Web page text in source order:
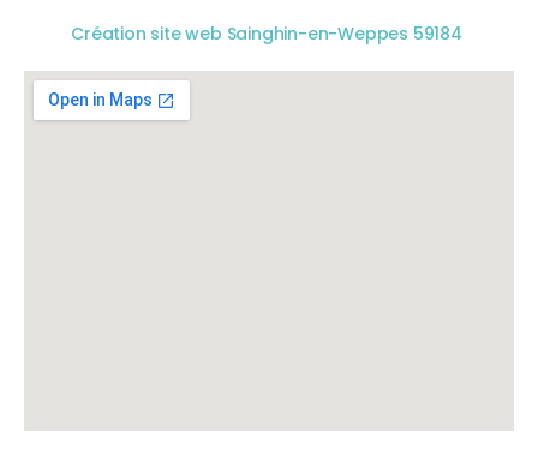
Création site web Sainghin-en-Weppes 59184